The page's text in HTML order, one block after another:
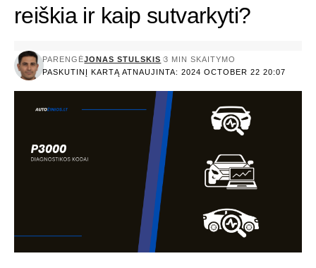
reiškia ir kaip sutvarkyti?
PASKUTINĮ KARTĄ ATNAUJINTA: 2024 OCTOBER 22 20:07
PARENGĖJONAS STULSKIS 3 MIN SKAITYMO